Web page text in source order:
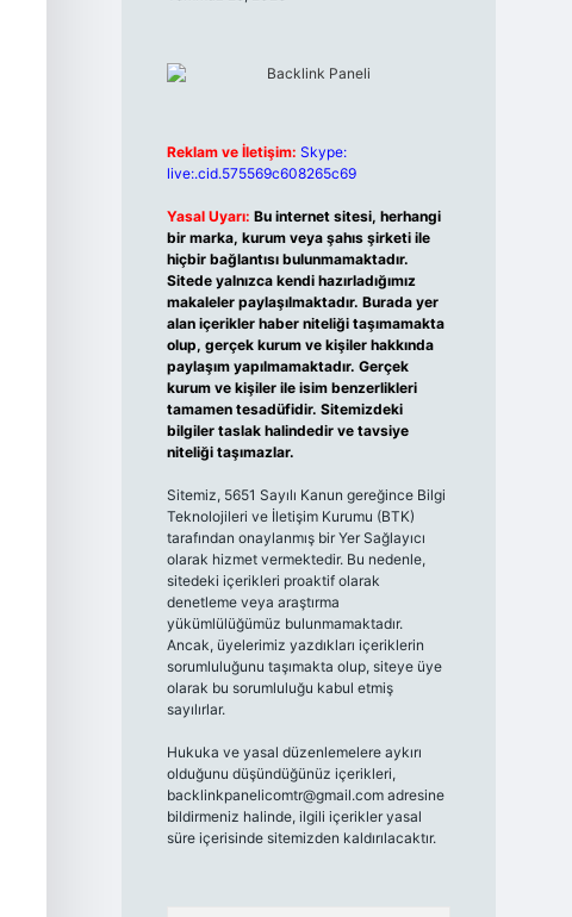
Reklam ve İletişim: Skype:
live:.cid.575569c608265c69
Yasal Uyarı: Bu internet sitesi, herhangi
bir marka, kurum veya şahıs şirketi ile
hiçbir bağlantısı bulunmamaktadır.
Sitede yalnızca kendi hazırladığımız
makaleler paylaşılmaktadır. Burada yer
alan içerikler haber niteliği taşımamakta
olup, gerçek kurum ve kişiler hakkında
paylaşım yapılmamaktadır. Gerçek
kurum ve kişiler ile isim benzerlikleri
tamamen tesadüfidir. Sitemizdeki
bilgiler taslak halindedir ve tavsiye
niteliği taşımazlar.
Sitemiz, 5651 Sayılı Kanun gereğince Bilgi
Teknolojileri ve İletişim Kurumu (BTK)
tarafından onaylanmış bir Yer Sağlayıcı
olarak hizmet vermektedir. Bu nedenle,
sitedeki içerikleri proaktif olarak
denetleme veya araştırma
yükümlülüğümüz bulunmamaktadır.
Ancak, üyelerimiz yazdıkları içeriklerin
sorumluluğunu taşımakta olup, siteye üye
olarak bu sorumluluğu kabul etmiş
sayılırlar.
Hukuka ve yasal düzenlemelere aykırı
olduğunu düşündüğünüz içerikleri,
backlinkpanelicomtr@gmail.comadresine
bildirmeniz halinde, ilgili içerikler yasal
süre içerisinde sitemizden kaldırılacaktır.